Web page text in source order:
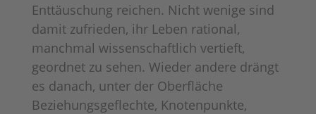
Enttäuschung reichen. Nicht wenige sind
damit zufrieden, ihr Leben rational,
manchmal wissenschaftlich vertieft,
geordnet zu sehen. Wieder andere drängt
es danach, unter der Oberfläche
Beziehungsgeflechte, Knotenpunkte,